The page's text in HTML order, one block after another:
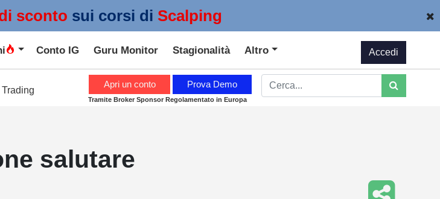
sconto sui corsi di Scalping
Conto IG Guru Monitor Stagionalità Altro Accedi
Trading
Apri un conto Prova Demo
Tramite Broker Sponsor Regolamentato in Europa
salutare